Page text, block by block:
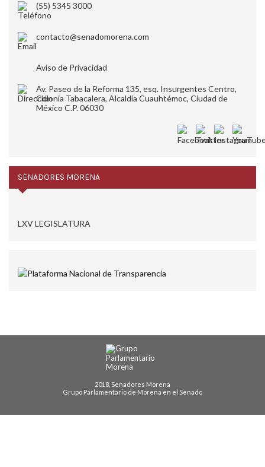
(55) 5345 3000
contacto@senadomorena.com
Aviso de Privacidad
Av. Paseo de la Reforma 135, esq. Insurgentes Centro,
Colonia Tabacalera, Alcaldía Cuauhtémoc, Ciudad de
México C.P. 06030
SENADORES MORENA
LXV LEGISLATURA
2018, Senadores Morena
Grupo Parlamentario de Morena en el Senado